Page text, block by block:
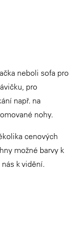
neboli sofa pro
pro
např. na
nohy.
cenových
možné barvy k
k vidění.